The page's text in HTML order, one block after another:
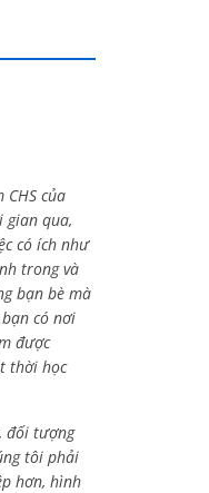
của
gian qua,
có ích như
trong và
bạn bè mà
có nơi
được
thời học
đối tượng
tôi phải
hơn, hình